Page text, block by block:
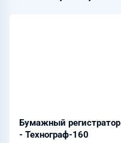
Бумажный регистратор
- Технограф-160